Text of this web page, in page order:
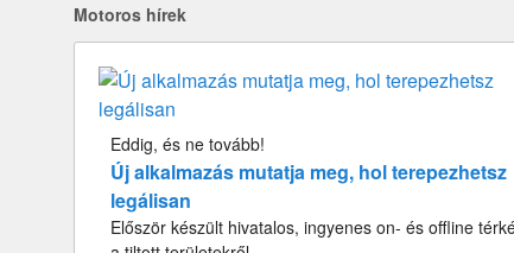
Motoros hírek
Eddig, és ne tovább!
Új alkalmazás mutatja meg, hol terepezhetsz
legálisan
Először készült hivatalos, ingyenes on- és offline